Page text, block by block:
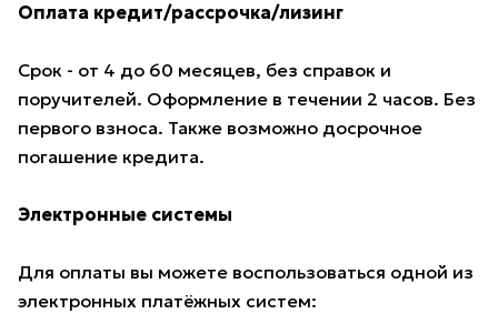
Оплата кредит/рассрочка/лизинг
Срок - от 4 до 60 месяцев, без справок и
поручителей. Оформление в течении 2 часов. Без
первого взноса. Также возможно досрочное
погашение кредита.
Электронные системы
Для оплаты вы можете воспользоваться одной из
электронных платёжных систем: